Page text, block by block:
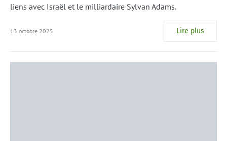
liens avec Israël et le milliardaire Sylvan Adams.
13 octobre 2025 Lire plus